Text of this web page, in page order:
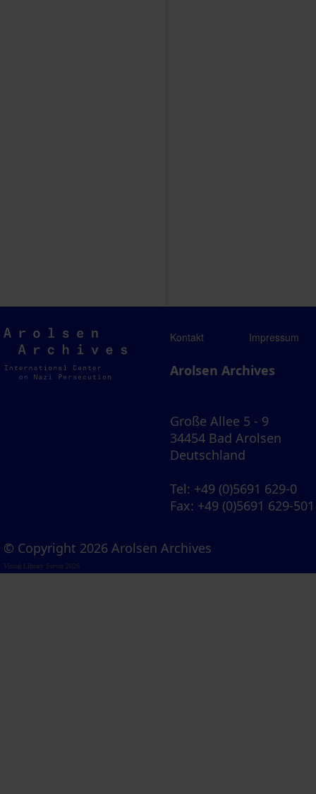
Arolsen
Archives
Kontakt Impressum
Arolsen Archives
Große Allee 5 - 9
34454 Bad Arolsen
Deutschland
Tel: +49 (0)5691 629-0
Fax: +49 (0)5691 629-501
© Copyright 2026 Arolsen Archives
Visual Library Server 2026